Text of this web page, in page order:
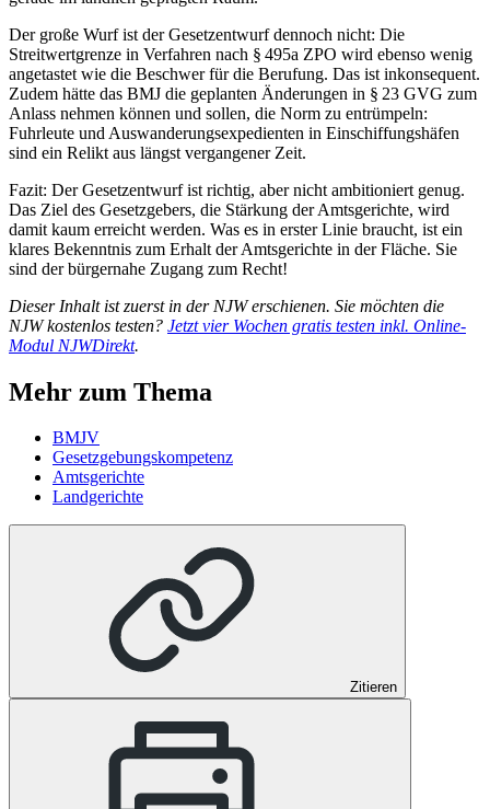
Der große Wurf ist der Gesetzentwurf dennoch nicht: Die
Streitwertgrenze in Ver­fahren nach § 495a ZPO wird ebenso wenig
angetastet wie die Beschwer für die ­Berufung. Das ist inkonsequent.
Zudem hätte das BMJ die geplanten Änderungen in § 23 GVG zum
Anlass nehmen können und sollen, die Norm zu entrümpeln:
Fuhrleute und Auswanderungsexpedienten in Einschiffungshäfen
sind ein Relikt aus längst vergangener Zeit.
Fazit: Der Gesetzentwurf ist richtig, aber nicht ambitioniert genug.
Das Ziel des ­Gesetzgebers, die Stärkung der Amtsgerichte, wird
damit kaum erreicht werden. Was es in erster Linie braucht, ist ein
klares Bekenntnis zum Erhalt der Amtsgerichte in der Fläche. Sie
sind der bürgernahe Zugang zum Recht!
Dieser Inhalt ist zuerst in der NJW erschienen. Sie möchten die
NJW kostenlos testen? Jetzt vier Wochen gratis testen inkl. Online-
Modul NJWDirekt.
Mehr zum Thema
BMJV
Gesetzgebungskompetenz
Amtsgerichte
Landgerichte
Zitieren